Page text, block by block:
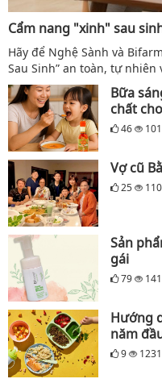
Cẩm nang "xinh" sau
Hãy để Nghệ Sành và
Sau Sinh” an toàn, tự
Bữa
chất
46
Vợ cũ
25
Sản
gái
79
Hướng
năm
9 1231